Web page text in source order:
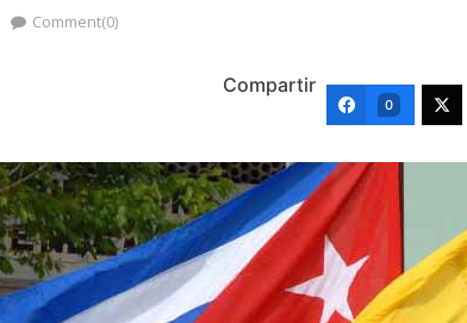
Comment(0)
Compartir
0